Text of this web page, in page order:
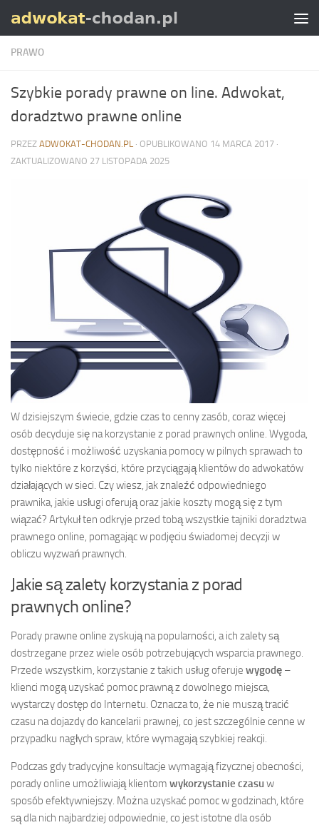
Skip to content
PRAWO
Szybkie porady prawne on line. Adwokat,
doradztwo prawne online
PRZEZ ADWOKAT-CHODAN.PL · OPUBLIKOWANO 14 MARCA 2017 ·
ZAKTUALIZOWANO 27 LISTOPADA 2025
W dzisiejszym świecie, gdzie czas to cenny zasób, coraz więcej
osób decyduje się na korzystanie z porad prawnych online. Wygoda,
dostępność i możliwość uzyskania pomocy w pilnych sprawach to
tylko niektóre z korzyści, które przyciągają klientów do adwokatów
działających w sieci. Czy wiesz, jak znaleźć odpowiedniego
prawnika, jakie usługi oferują oraz jakie koszty mogą się z tym
wiązać? Artykuł ten odkryje przed tobą wszystkie tajniki doradztwa
prawnego online, pomagając w podjęciu świadomej decyzji w
obliczu wyzwań prawnych.
Jakie są zalety korzystania z porad
prawnych online?
Porady prawne online zyskują na popularności, a ich zalety są
dostrzegane przez wiele osób potrzebujących wsparcia prawnego.
Przede wszystkim, korzystanie z takich usług oferuje wygodę –
klienci mogą uzyskać pomoc prawną z dowolnego miejsca,
wystarczy dostęp do Internetu. Oznacza to, że nie muszą tracić
czasu na dojazdy do kancelarii prawnej, co jest szczególnie cenne w
przypadku nagłych spraw, które wymagają szybkiej reakcji.
Podczas gdy tradycyjne konsultacje wymagają fizycznej obecności,
porady online umożliwiają klientom wykorzystanie czasuw
sposób efektywniejszy. Można uzyskać pomoc w godzinach, które
są dla nich najbardziej odpowiednie, co jest istotne dla osób